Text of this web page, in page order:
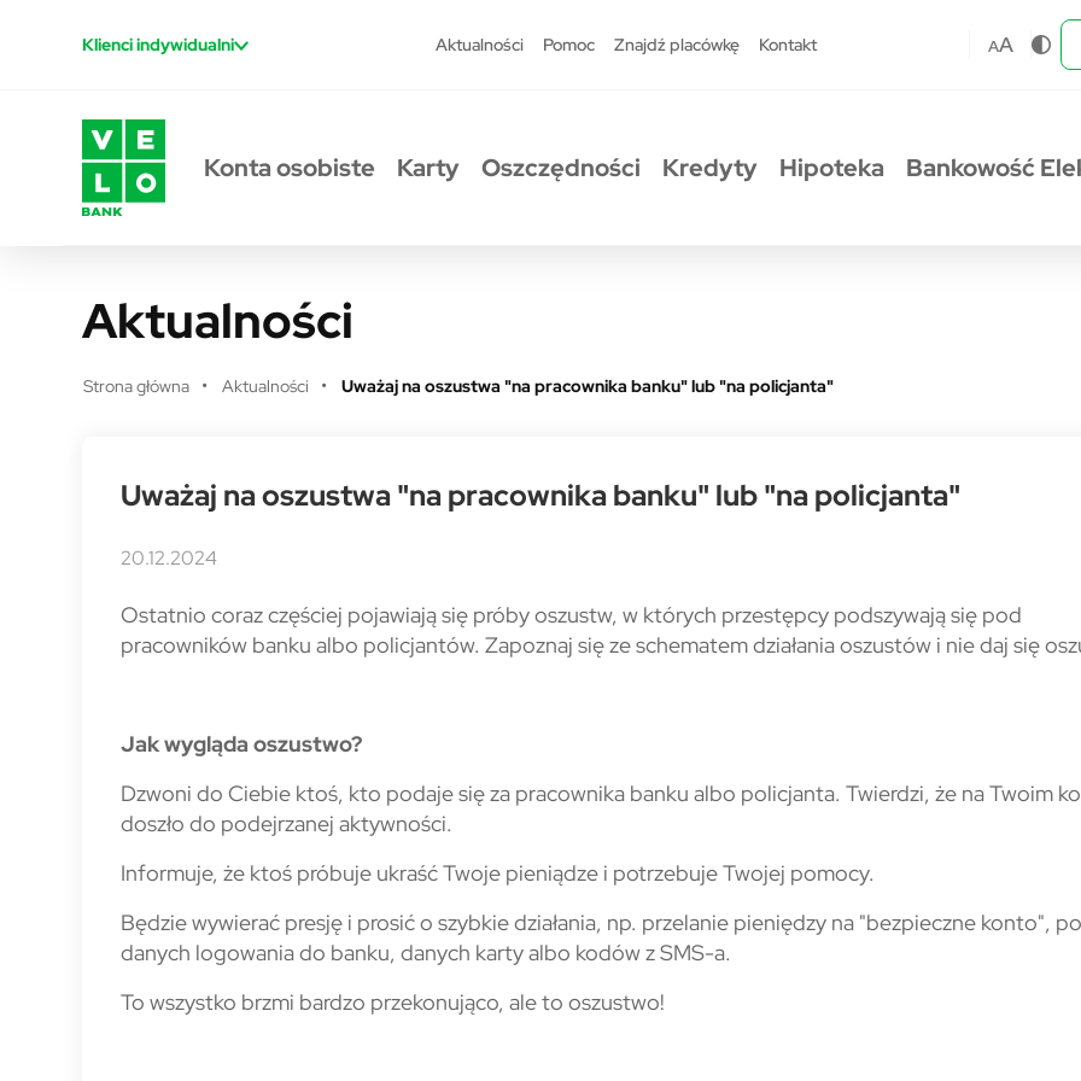
Klienci indywidualni Aktualności Pomoc Znajdź placówkę Kontakt AA
Konta osobiste Karty Oszczędności Kredyty Hipoteka Bankowość
Aktualności
Strona główna Aktualności Uważaj na oszustwa "na pracownika banku" lub "na policjanta"
Uważaj na oszustwa "na pracownika banku" lub "na policjanta"
20.12.2024
Ostatnio coraz częściej pojawiają się próby oszustw, w których przestępcy podszywają się pod
pracowników banku albo policjantów. Zapoznaj się ze schematem działania oszustów i nie daj się
Jak wygląda oszustwo?
Dzwoni do Ciebie ktoś, kto podaje się za pracownika banku albo policjanta. Twierdzi, że na Twoim
doszło do podejrzanej aktywności.
Informuje, że ktoś próbuje ukraść Twoje pieniądze i potrzebuje Twojej pomocy.
Będzie wywierać presję i prosić o szybkie działania, np. przelanie pieniędzy na "bezpieczne konto",
danych logowania do banku, danych karty albo kodów z SMS-a.
To wszystko brzmi bardzo przekonująco, ale to oszustwo!